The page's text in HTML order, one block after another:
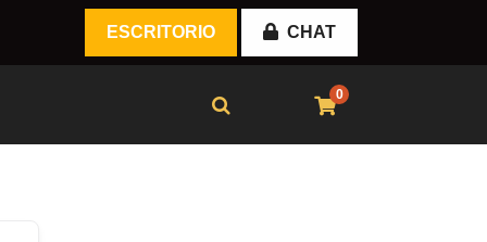
ESCRITORIO CHAT
0